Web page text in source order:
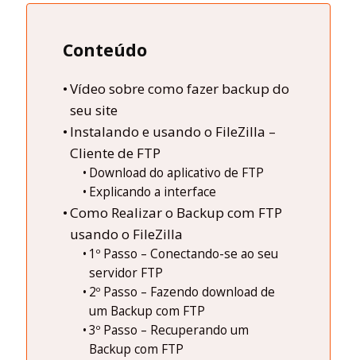
Conteúdo
Vídeo sobre como fazer backup do
seu site
Instalando e usando o FileZilla –
Cliente de FTP
Download do aplicativo de FTP
Explicando a interface
Como Realizar o Backup com FTP
usando o FileZilla
1º Passo – Conectando-se ao seu
servidor FTP
2º Passo – Fazendo download de
um Backup com FTP
3º Passo – Recuperando um
Backup com FTP